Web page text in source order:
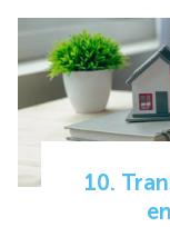
10.